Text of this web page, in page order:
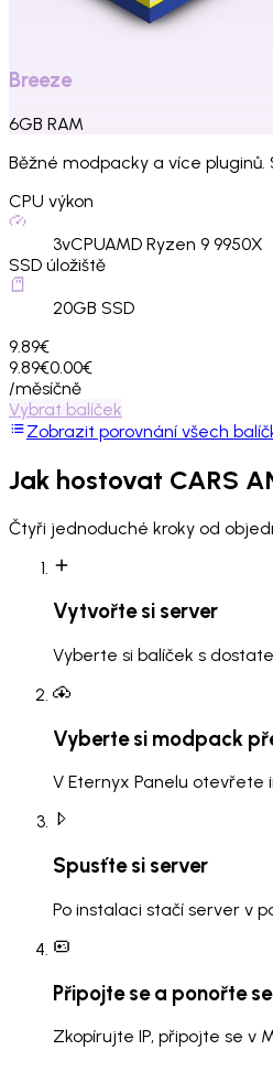
Breeze
6GB RAM
Běžné modpacky a více pluginů.
CPU výkon
3vCPUAMD Ryzen 9 9950X
SSD úložiště
20GB SSD
9.89€
9.89€0.00€
/měsíčně
Vybrat balíček
Zobrazit porovnání všech
Jak hostovat CARS
Čtyři jednoduché kroky od
Vytvořte si server
Vyberte si balíček s
Vyberte si modpack
V Eternyx Panelu otevřete
Spusťte si server
Po instalaci stačí server v
Připojte se a ponořte
Zkopírujte IP, připojte se v